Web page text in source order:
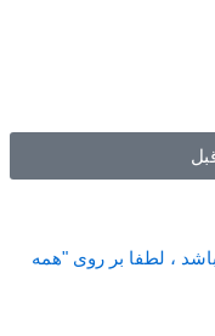
، لطفا بر روی "همه